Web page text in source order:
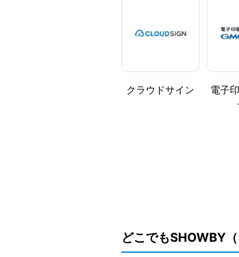
クラウドサイン
電子
どこでもSHOWBY